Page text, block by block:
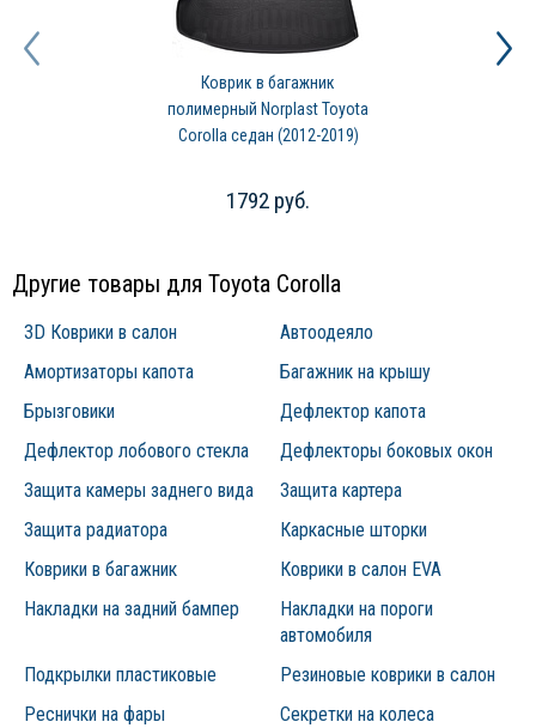
Коврик в багажник
полимерный Norplast Toyota
Corolla седан (2012-2019)
1792 руб.
Другие товары для Toyota Corolla
3D Коврики в салон
Автоодеяло
Амортизаторы капота
Багажник на крышу
Брызговики
Дефлектор капота
Дефлектор лобового стекла
Дефлекторы боковых окон
Защита камеры заднего вида
Защита картера
Защита радиатора
Каркасные шторки
Коврики в багажник
Коврики в салон EVA
Накладки на задний бампер
Накладки на пороги
автомобиля
Подкрылки пластиковые
Резиновые коврики в салон
Реснички на фары
Секретки на колеса